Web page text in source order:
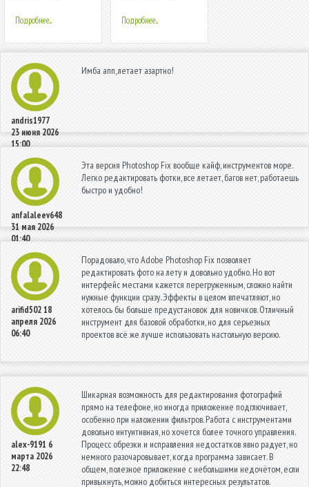
OCR
Подробнее... Подробнее...
andris1977
23 июня 2026
15:00
Имба апп, летает азартно!
anfalaleev648
31 мая 2026
01:40
Эта версия Photoshop Fix вообще кайф, инструментов море.
Легко редактировать фотки, все летает, багов нет, работаешь
быстро и удобно!
arifid50218
апреля 2026
06:40
Порадовало, что Adobe Photoshop Fix позволяет
редактировать фото на лету и довольно удобно. Но вот
интерфейс местами кажется перегруженным, сложно найти
нужные функции сразу. Эффекты в целом впечатляют, но
хотелось бы больше предустановок для новичков. Отличный
инструмент для базовой обработки, но для серьезных
проектов всё же лучше использовать настольную версию.
alex-9191 6
марта 2026
22:48
Шикарная возможность для редактирования фотографий
прямо на телефоне, но иногда приложение подглючивает,
особенно при наложении фильтров. Работа с инструментами
довольно интуитивная, но хочется более точного управления.
Процесс обрезки и исправления недостатков явно радует, но
немного разочаровывает, когда программа зависает. В
общем, полезное приложение с небольшими недочётом, если
привыкнуть, можно добиться интересных результатов.